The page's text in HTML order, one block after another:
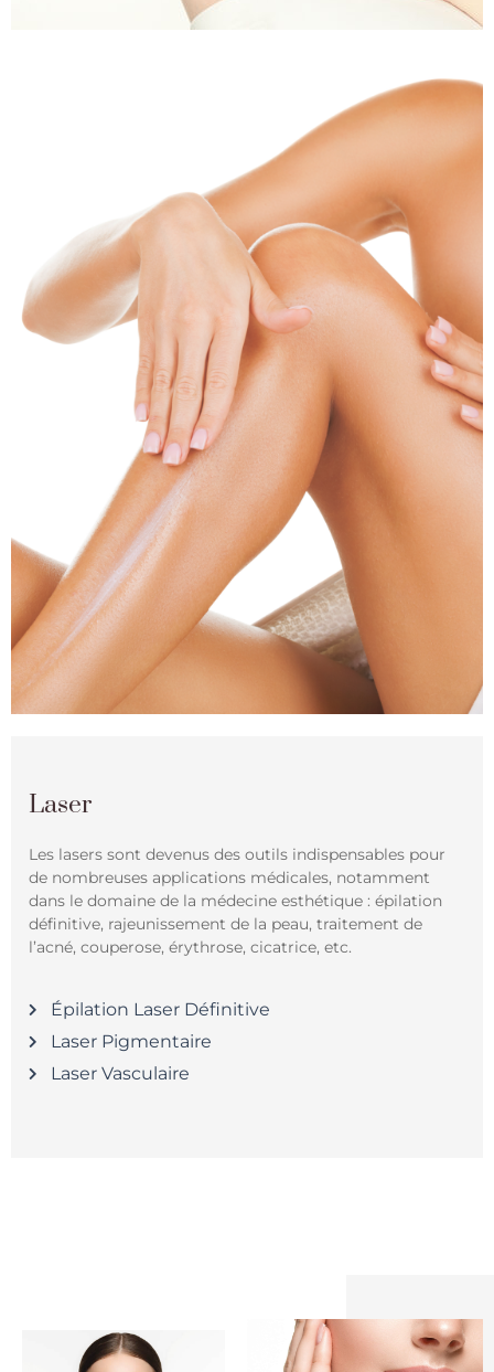
Laser
Les lasers sont devenus des outils indispensables pour
de nombreuses applications médicales, notamment
dans le domaine de la médecine esthétique : épilation
définitive, rajeunissement de la peau, traitement de
l’acné, couperose, érythrose, cicatrice, etc.
Épilation Laser Définitive
Laser Pigmentaire
Laser Vasculaire